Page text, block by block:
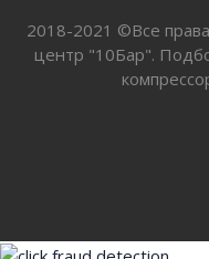
2018-2021 ©Все
центр "10Бар".